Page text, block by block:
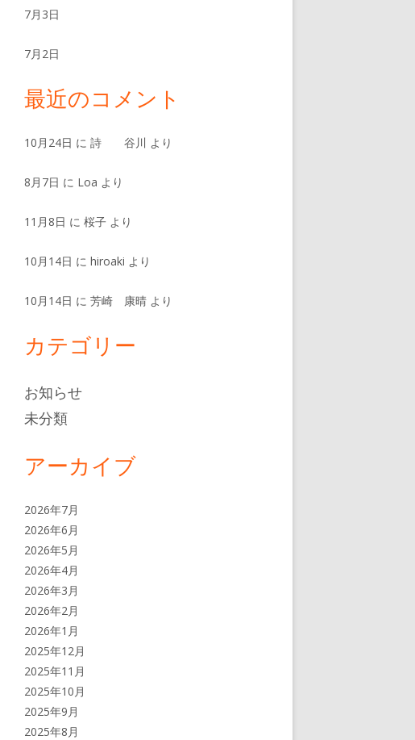
バ
ー
7月3日
7月2日
最近のコメント
10月24日 に詩 谷川 より
8月7日 に Loa より
11月8日 に桜子 より
10月14日 にhiroaki より
10月14日 に芳崎 康晴 より
カテゴリー
お知らせ
未分類
アーカイブ
2026年7月
2026年6月
2026年5月
2026年4月
2026年3月
2026年2月
2026年1月
2025年12月
2025年11月
2025年10月
2025年9月
2025年8月